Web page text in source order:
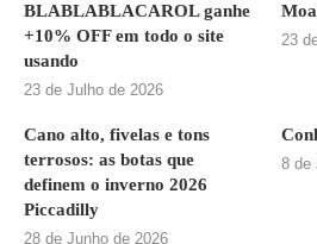
BLABLABLACAROL ganhe
+10% OFF em todo o site
usando
23 de Julho de 2026
23
Cano alto, fivelas e tons
terrosos: as botas que
definem o inverno 2026
Piccadilly
28 de Junho de 2026
8 de